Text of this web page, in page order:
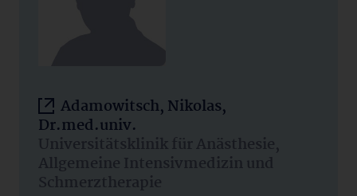
Adamowitsch, Nikolas,
Dr.med.univ.
Universitätsklinik für Anästhesie,
Allgemeine Intensivmedizin und
Schmerztherapie